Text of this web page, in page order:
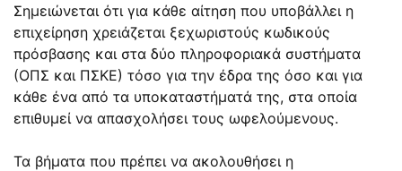
Σημειώνεται ότι για κάθε αίτηση που υποβάλλει η
επιχείρηση χρειάζεται ξεχωριστούς κωδικούς
πρόσβασης και στα δύο πληροφοριακά συστήματα
(ΟΠΣ και ΠΣΚΕ) τόσο για την έδρα της όσο και για
κάθε ένα από τα υποκαταστήματά της, στα οποία
επιθυμεί να απασχολήσει τους ωφελούμενους.
Τα βήματα που πρέπει να ακολουθήσει η